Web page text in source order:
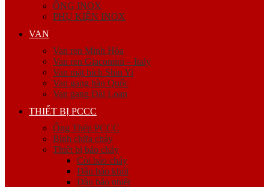
ỐNG INOX
PHỤ KIỆN INOX
VAN
Van ren Minh Hòa
Van ren Giacomini – Italy
Van mặt bích Shin Yi
Van gang hàn Quốc
Van gang Đài Loan
THIẾT BỊ PCCC
Ống Thép PCCC
Bình chữa cháy
Thiết bị báo cháy
Còi báo cháy
Đầu báo khói
Đầu báo nhiệt